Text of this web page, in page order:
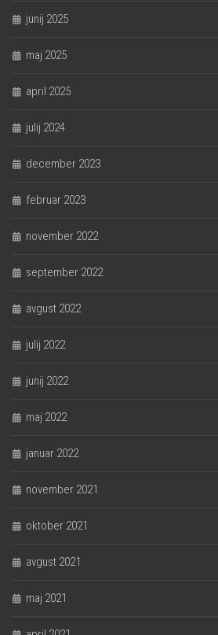
junij 2025
maj 2025
april 2025
julij 2024
december 2023
februar 2023
november 2022
september 2022
avgust 2022
julij 2022
junij 2022
maj 2022
januar 2022
november 2021
oktober 2021
avgust 2021
maj 2021